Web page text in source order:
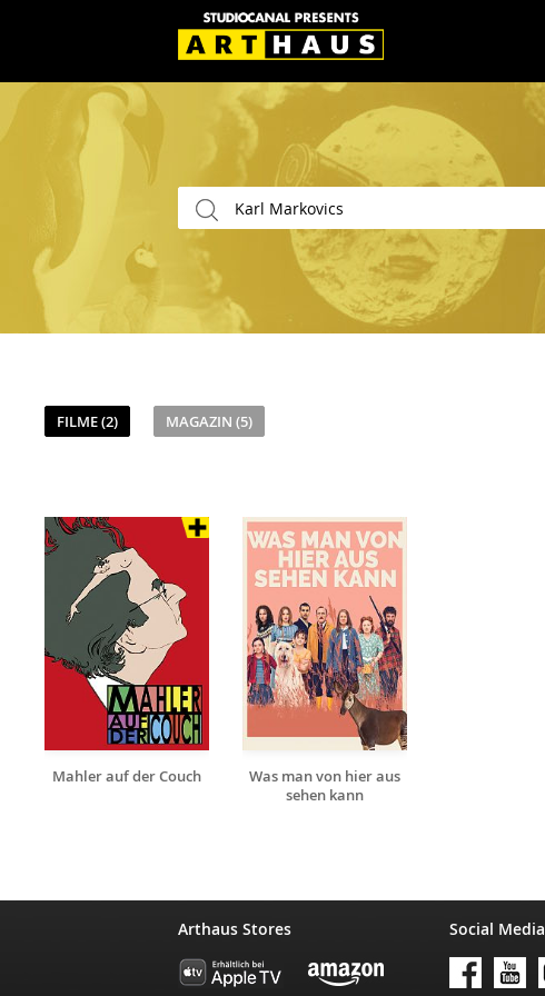
FILME (2) MAGAZIN (5)
Mahler auf der Couch
Was man von hier aus
sehen kann
Arthaus Stores Social Media